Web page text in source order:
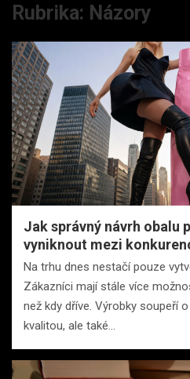
Rubrika: Názory
Jak správný návrh obalu
vyniknout mezi
Na trhu dnes nestačí pouze
Zákazníci mají stále více
než kdy dříve. Výrobky soupeří
kvalitou, ale také…